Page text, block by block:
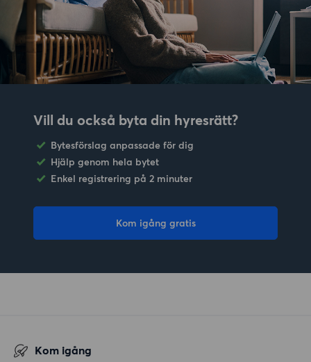
Vill du också byta din hyresrätt?
Bytesförslag anpassade för dig
Hjälp genom hela bytet
Enkel registrering på 2 minuter
Kom igång gratis
Kom igång